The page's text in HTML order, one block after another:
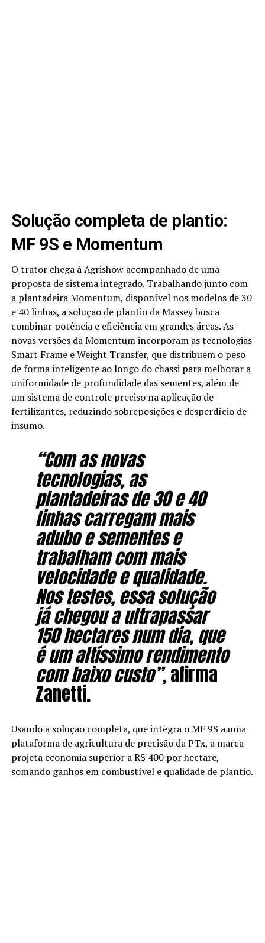
Solução completa de plantio:
MF 9S e Momentum
O trator chega à Agrishow acompanhado de uma
proposta de sistema integrado. Trabalhando junto com
a plantadeira Momentum, disponível nos modelos de 30
e 40 linhas, a solução de plantio da Massey busca
combinar potência e eficiência em grandes áreas. As
novas versões da Momentum incorporam as tecnologias
Smart Frame e Weight Transfer, que distribuem o peso
de forma inteligente ao longo do chassi para melhorar a
uniformidade de profundidade das sementes, além de
um sistema de controle preciso na aplicação de
fertilizantes, reduzindo sobreposições e desperdício de
insumo.
“Com as novas
tecnologias, as
plantadeiras de 30 e 40
linhas carregam mais
adubo e sementes e
trabalham com mais
velocidade e qualidade.
Nos testes, essa solução
já chegou a ultrapassar
150 hectares num dia, que
é um altíssimo rendimento
com baixo custo”, afirma
Zanetti.
Usando a solução completa, que integra o MF 9S a uma
plataforma de agricultura de precisão da PTx, a marca
projeta economia superior a R$ 400 por hectare,
somando ganhos em combustível e qualidade de plantio.